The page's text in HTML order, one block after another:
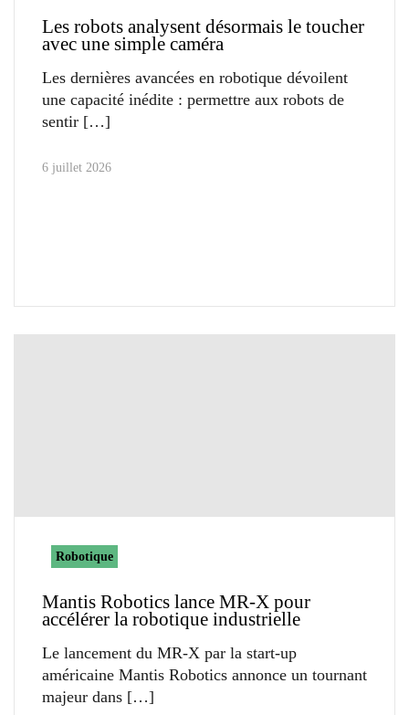
Les robots analysent désormais le toucher
avec une simple caméra
Les dernières avancées en robotique dévoilent
une capacité inédite : permettre aux robots de
sentir
6 juillet 2026
Robotique
Mantis Robotics lance MR-X pour
accélérer la robotique industrielle
Le lancement du MR-X par la start-up
américaine Mantis Robotics annonce un tournant
majeur dans